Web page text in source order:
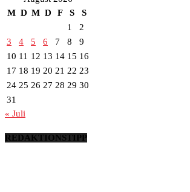
M D M D F S
S
1
2
3
4 5 6 7 8
9
10 11 12 13 14 15 16
17 18 19 20 21 22 23
24 25 26 27 28 29 30
31
« Juli
REDAKTIONSTIPP